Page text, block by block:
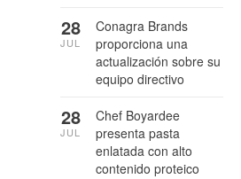
Conagra Brands
proporciona una
actualización sobre su
equipo directivo
28
JUL
Chef Boyardee
presenta pasta
enlatada con alto
contenido proteico
28
JUL